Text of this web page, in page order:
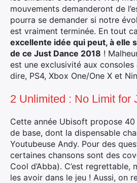
mouvements demanderont de
pourra se demander si notre
est vraiment terminée. En tout
excellente idée qui peut, à elle
de ce Just Dance 2018 !
est une exclusivité aux consoles
dire, PS4, Xbox One/One X et
2 Unlimited : No Limit for
Cette année Ubisoft propose 40
de base, dont la dispensable
Youtubeuse Andy. Pour des
certaines chansons sont des
Cool d’Abba). C’est regrettable,
les avoir dans le jeu ! Aussi, on